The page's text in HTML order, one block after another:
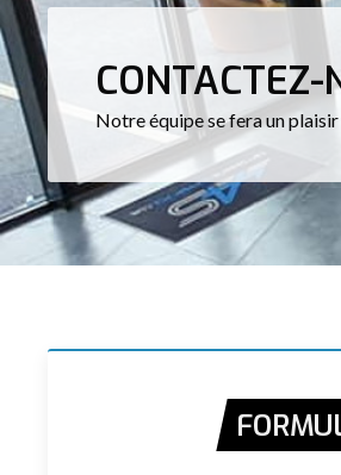
CONTACTEZ-
Notre équipe se fera un